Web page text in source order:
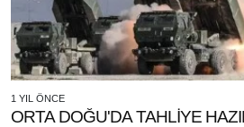
1 YIL ÖNCE
ORTA DOĞU'DA TAHLİYE